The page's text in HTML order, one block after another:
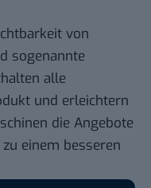
von
sogenannte
alle
und erleichtern
die Angebote
einem besseren